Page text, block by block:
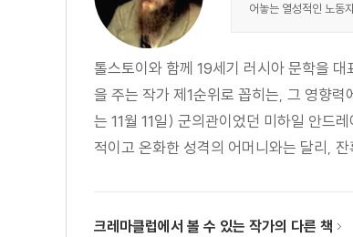
어놓는 열성적인 노동
톨스토이와 함께 19세기 러시아 문학을
을 주는 작가 제1순위로 꼽히는, 그 영향
는 11월 11일) 군의관이었던 미하일 안드
적이고 온화한 성격의 어머니와는 달리,
크레마클럽에서 볼 수 있는 작가의 다른 책